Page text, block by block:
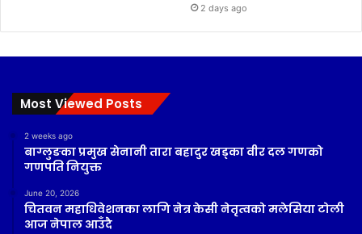
2 days ago
Most Viewed Posts
2 weeks ago
बाग्लुङका प्रमुख सेनानी तारा बहादुर खड्का वीर दल गणको
गणपति नियुक्त
June 20, 2026
चितवन महाधिवेशनका लागि नेत्र केसी नेतृत्वको मलेसिया टोली
आज नेपाल आउँदै